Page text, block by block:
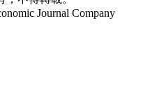
Journal Company